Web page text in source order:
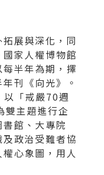
展與深化，同
家人權博物館
半年為期，擇
刊《向光》。
「戒嚴70週
雙主題進行企
館、大專院
政治受難者協
心象圖，用人